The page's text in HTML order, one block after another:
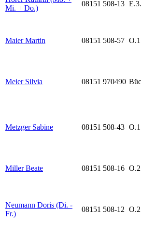
Mi. + Do.)
08151 508-13
Maier Martin 08151 508-57
Meier Silvia 08151 970490
Metzger Sabine 08151 508-43
Miller Beate 08151 508-16
Neumann Doris (Di. -
Fr.)
08151 508-12